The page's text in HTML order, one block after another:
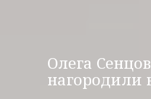
Олега
нагородили